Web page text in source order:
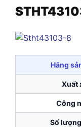
Hãng
Xuất
Công
Số